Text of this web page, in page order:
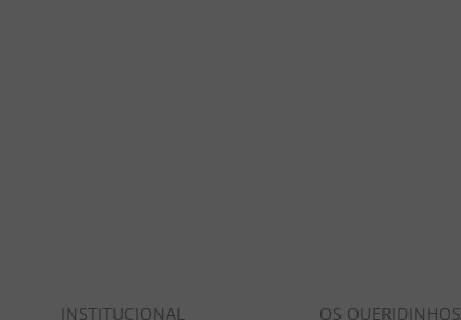
INSTITUCIONAL OS QUERIDINHOS